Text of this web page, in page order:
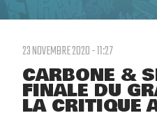
23 NOVEMBRE 2020 - 11:27
CARBONE &
FINALE DU
LA CRITIQUE